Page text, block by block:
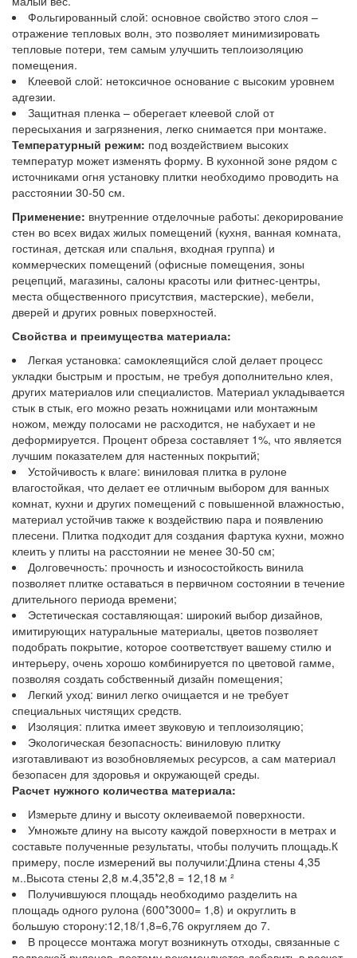
Фольгированный слой: основное свойство этого слоя –
отражение тепловых волн, это позволяет минимизировать
тепловые потери, тем самым улучшить теплоизоляцию
помещения.
Клеевой слой: нетоксичное основание с высоким уровнем
адгезии.
Защитная пленка – оберегает клеевой слой от
пересыхания и загрязнения, легко снимается при монтаже.
Температурный режим: под воздействием высоких
температур может изменять форму. В кухонной зоне рядом с
источниками огня установку плитки необходимо проводить на
расстоянии 30-50 см.
Применение: внутренние отделочные работы: декорирование
стен во всех видах жилых помещений (кухня, ванная комната,
гостиная, детская или спальня, входная группа) и
коммерческих помещений (офисные помещения, зоны
рецепций, магазины, салоны красоты или фитнес-центры,
места общественного присутствия, мастерские), мебели,
дверей и других ровных поверхностей.
Свойства и преимущества материала:
Легкая установка: самоклеящийся слой делает процесс
укладки быстрым и простым, не требуя дополнительно клея,
других материалов или специалистов. Материал укладывается
стык в стык, его можно резать ножницами или монтажным
ножом, между полосами не расходится, не набухает и не
деформируется. Процент обреза составляет 1%, что является
лучшим показателем для настенных покрытий;
Устойчивость к влаге: виниловая плитка в рулоне
влагостойкая, что делает ее отличным выбором для ванных
комнат, кухни и других помещений с повышенной влажностью,
материал устойчив также к воздействию пара и появлению
плесени. Плитка подходит для создания фартука кухни, можно
клеить у плиты на расстоянии не менее 30-50 см;
Долговечность: прочность и износостойкость винила
позволяет плитке оставаться в первичном состоянии в течение
длительного периода времени;
Эстетическая составляющая: широкий выбор дизайнов,
имитирующих натуральные материалы, цветов позволяет
подобрать покрытие, которое соответствует вашему стилю и
интерьеру, очень хорошо комбинируется по цветовой гамме,
позволяя создать собственный дизайн помещения;
Легкий уход: винил легко очищается и не требует
специальных чистящих средств.
Изоляция: плитка имеет звуковую и теплоизоляцию;
Экологическая безопасность: виниловую плитку
изготавливают из возобновляемых ресурсов, а сам материал
безопасен для здоровья и окружающей среды.
Расчет нужного количества материала:
Измерьте длину и высоту оклеиваемой поверхности.
Умножьте длину на высоту каждой поверхности в метрах и
составьте полученные результаты, чтобы получить площадь.К
примеру, после измерений вы получили:Длина стены 4,35
м..Высота стены 2,8 м.4,35*2,8 = 12,18 м ²
Получившуюся площадь необходимо разделить на
площадь одного рулона (600*3000= 1,8) и округлить в
большую сторону:12,18/1,8=6,76 округляем до 7.
В процессе монтажа могут возникнуть отходы, связанные с